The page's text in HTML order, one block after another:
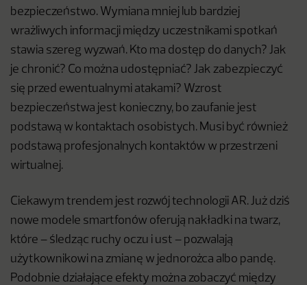
bezpieczeństwo. Wymiana mniej lub bardziej
wrażliwych informacji między uczestnikami spotkań
stawia szereg wyzwań. Kto ma dostęp do danych? Jak
je chronić? Co można udostępniać? Jak zabezpieczyć
się przed ewentualnymi atakami? Wzrost
bezpieczeństwa jest konieczny, bo zaufanie jest
podstawą w kontaktach osobistych. Musi być również
podstawą profesjonalnych kontaktów w przestrzeni
wirtualnej.
Ciekawym trendem jest rozwój technologii AR. Już dziś
nowe modele smartfonów oferują nakładki na twarz,
które – śledząc ruchy oczu i ust – pozwalają
użytkownikowi na zmianę w jednorożca albo pandę.
Podobnie działające efekty można zobaczyć między